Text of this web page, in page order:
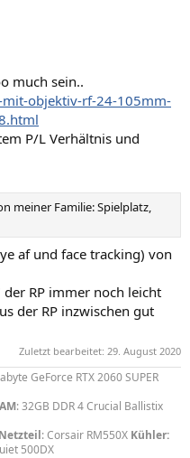
much sein..
objektiv-rf-24-105mm-
P/L Verhältnis und
meiner Familie: Spielplatz,
af und face tracking) von
der RP immer noch leicht
der RP inzwischen gut
Zuletzt bearbeitet: 29. August 2020
GeForce RTX 2060 SUPER
: 32GB DDR 4 Crucial Ballistix
Netzteil: Corsair RM550X Kühler:
500DX